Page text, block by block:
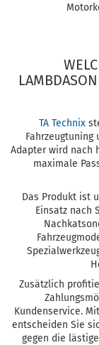
TA Technix
Fahrzeugtuning
Adapter wird nach
maximale
Das Produkt ist
Einsatz nach
Zusätzlich
Kundenservice.
entscheiden Sie
gegen die